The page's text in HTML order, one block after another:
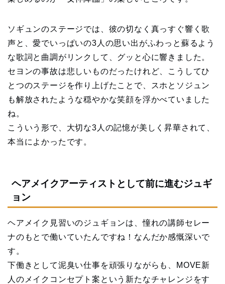
ソギュンのステージでは、彼の切なく真っすぐ響く歌
声と、愛でいっぱいの3人の思い出がふわっと蘇るよう
な歌詞と曲調がリンクして、グッと心に響きました。
セヨンの事故は悲しいものだったけれど、こうしてひ
とつのステージを作り上げたことで、スホとソジュン
も解放されたような穏やかな笑顔を浮かべていました
ね。
こういう形で、大切な3人の記憶が美しく昇華されて、
本当によかったです。
ヘアメイクアーティストとして前に進むジュギ
ョン
ヘアメイク見習いのジュギョンは、憧れの講師セレー
ナのもとで働いていたんですね！なんだか感慨深いで
す。
下働きとして泥臭い仕事を頑張りながらも、MOVE新
人のメイクコンセプト案という新たなチャレンジをす